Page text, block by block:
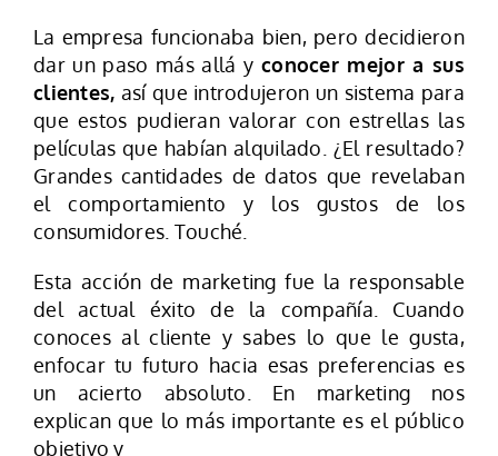
La empresa funcionaba bien, pero decidieron
dar un paso más allá y conocer mejor a sus
clientes, así que introdujeron un sistema para
que estos pudieran valorar con estrellas las
películas que habían alquilado. ¿El resultado?
Grandes cantidades de datos que revelaban
el comportamiento y los gustos de los
consumidores. Touché.
Esta acción de marketing fue la responsable
del actual éxito de la compañía. Cuando
conoces al cliente y sabes lo que le gusta,
enfocar tu futuro hacia esas preferencias es
un acierto absoluto. En marketing nos
explican que lo más importante es el público
objetivo y